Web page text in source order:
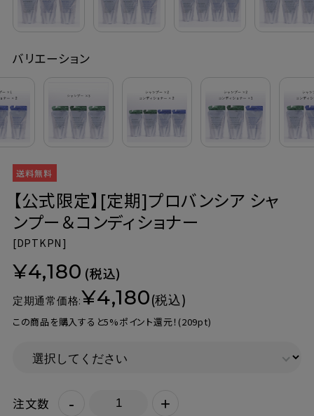
よくあるご質問
会員登録でお得
NEWS一覧
利用規約
バリエーション
【公式限定】[定期]プロバンシア シャ
ンプー＆コンディショナー
[DPTKPN]
¥4,180 (税込)
定期通常価格:¥4,180(税込)
この商品を購入すると5%ポイント還元！ (209pt)
注文数 - +